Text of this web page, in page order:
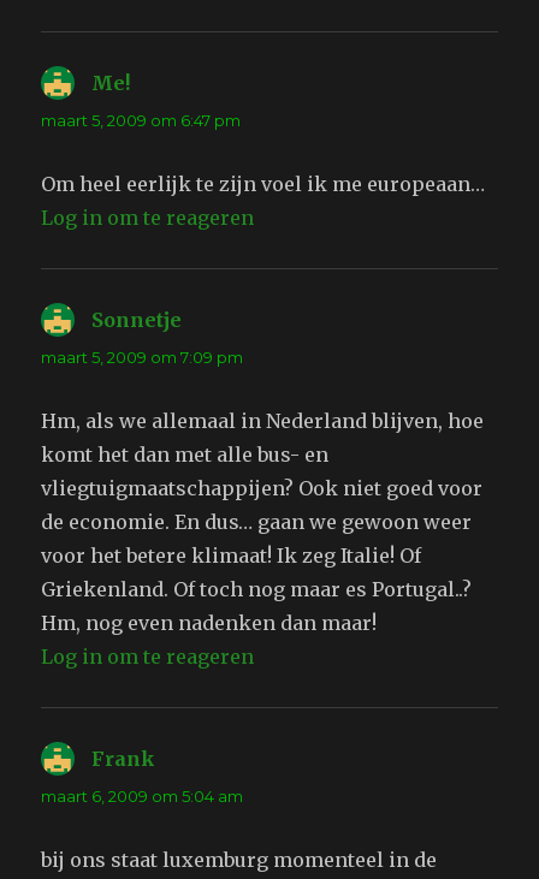
Me!
maart 5, 2009 om 6:47 pm
Om heel eerlijk te zijn voel ik me europeaan…
Log in om te reageren
Sonnetje
maart 5, 2009 om 7:09 pm
Hm, als we allemaal in Nederland blijven, hoe
komt het dan met alle bus- en
vliegtuigmaatschappijen? Ook niet goed voor
de economie. En dus… gaan we gewoon weer
voor het betere klimaat! Ik zeg Italie! Of
Griekenland. Of toch nog maar es Portugal..?
Hm, nog even nadenken dan maar!
Log in om te reageren
Frank
maart 6, 2009 om 5:04 am
bij ons staat luxemburg momenteel in de